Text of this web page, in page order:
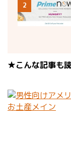
2
★こんな記事も